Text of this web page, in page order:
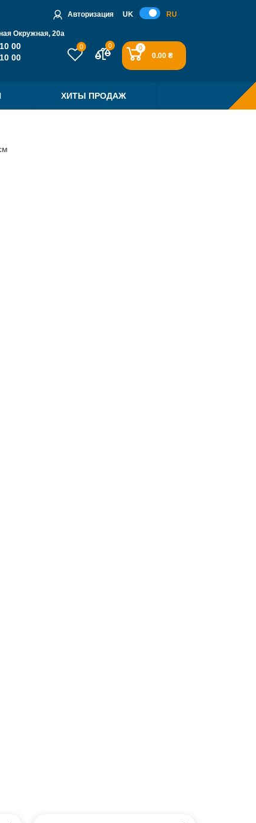
Авторизация UK RU
Окружная, 20a
00
00
0 0 0
0.00 ₴
ХИТЫ ПРОДАЖ